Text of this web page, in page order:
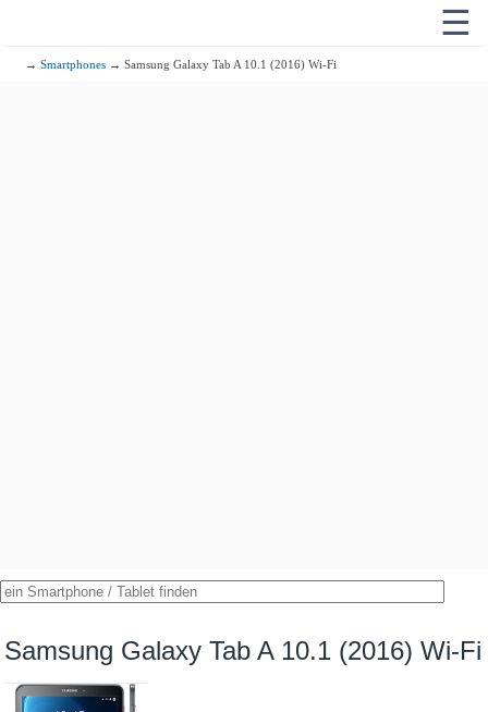
☰
→Smartphones → Samsung Galaxy Tab A 10.1 (2016) Wi-Fi
Samsung Galaxy Tab A 10.1 (2016) Wi-Fi